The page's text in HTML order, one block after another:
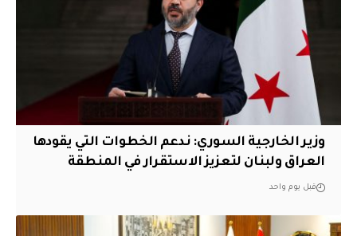
وزير الخارجية السوري: ندعم الخطوات التي يقودها
العراق ولبنان لتعزيز الاستقرار في المنطقة
قبل يوم واحد